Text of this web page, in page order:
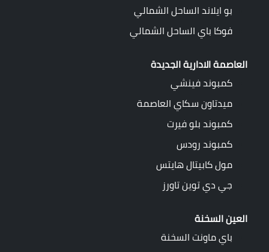
بو ايلاند الساحل الشمالي
فوكا باي الساحل الشمالي
العاصمة الادارية الجديدة
كمبوند فينشي
ميدتاون سكاي العاصمة
كمبوند بلو فيرت
كمبوند رودس
مول كابيتال هايتس
جي دي توين تاورز
العين السخنة
باي ماونت السخنة